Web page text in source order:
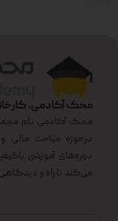
محک آکادمی،
محک آکادمی نام
درحوزه مباحث
دوره‌های آموزشی
می‌کند تا راه و دیدگاهی